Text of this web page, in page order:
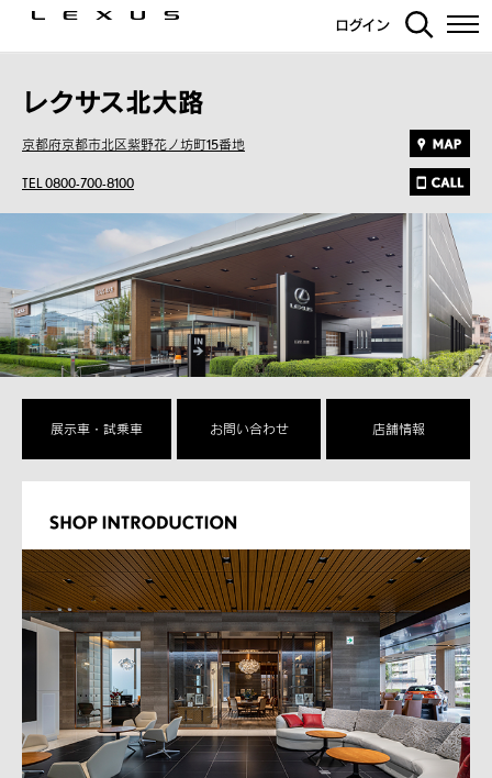
ログイン
レクサス北大路
京都府京都市北区紫野花ノ坊町15番地
TEL 0800-700-8100
展示車・試乗車 お問い合わせ 店舗情報